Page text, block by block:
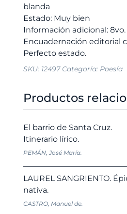
blanda
Estado: Muy bien
Información adicional: 8vo.
Encuadernación editorial
SKU: 12497 Categoría: Poesía
Productos
El barrio de Santa Cruz.
Itinerario lírico.
PEMÁN, José María.
LAUREL SANGRIENTO.
nativa.
CASTRO, Manuel de.